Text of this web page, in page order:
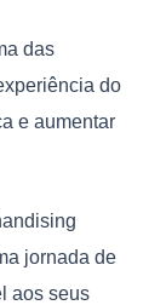
das
do
e aumentar
jornada de
aos seus